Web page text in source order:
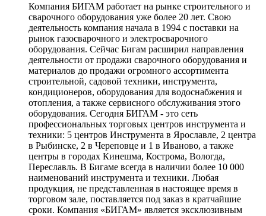
Компания БИГАМ работает на рынке строительного и
сварочного оборудования уже более 20 лет. Свою
деятельность компания начала в 1994 с поставки на
рынок газосварочного и электросварочного
оборудования. Сейчас Бигам расширил направления
деятельности от продажи сварочного оборудования и
материалов до продажи огромного ассортимента
строительной, садовой техники, инструмента,
кондиционеров, оборудования для водоснабжения и
отопления, а также сервисного обслуживания этого
оборудования. Сегодня БИГАМ - это сеть
профессиональных торговых центров инструмента и
техники: 5 центров Инструмента в Ярославле, 2 центра
в Рыбинске, 2 в Череповце и 1 в Иваново, а также
центры в городах Кинешма, Кострома, Вологда,
Переславль. В Бигаме всегда в наличии более 10 000
наименований инструмента и техники. Любая
продукция, не представленная в настоящее время в
торговом зале, поставляется под заказ в кратчайшие
сроки. Компания «БИГАМ» является эксклюзивным